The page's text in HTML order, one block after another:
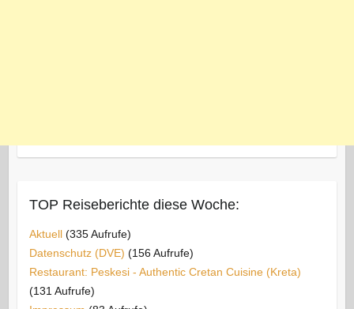
TOP Reiseberichte diese Woche:
Aktuell (335 Aufrufe)
Datenschutz (DVE) (156 Aufrufe)
Restaurant: Peskesi - Authentic Cretan Cuisine (Kreta)
(131 Aufrufe)